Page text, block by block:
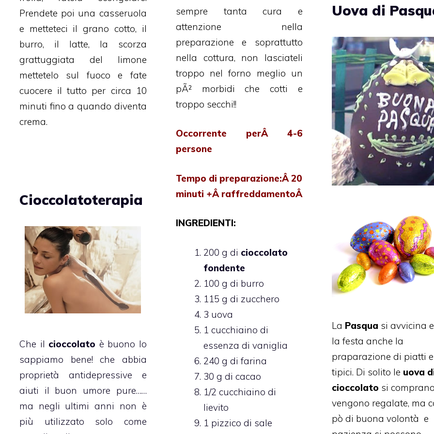
Prendete poi una casseruola
e metteteci il grano cotto, il
burro, il latte, la scorza
grattuggiata del limone
mettetelo sul fuoco e fate
cuocere il tutto per circa 10
minuti fino a quando diventa
crema.
sempre tanta cura e
attenzione nella
preparazione e soprattutto
nella cottura, non lasciateli
troppo nel forno meglio un
pÃ² morbidi che cotti e
troppo secchi!!
Occorrente perÂ 4-6
persone
Tempo di preparazione:Â 20
minuti +Â raffreddamentoÂ
INGREDIENTI:
200 g di cioccolato
fondente
100 g di burro
115 g di zucchero
3 uova
1 cucchiaino di
essenza di vaniglia
240 g di farina
30 g di cacao
1/2 cucchiaino di
lievito
1 pizzico di sale
Uova di
La Pasqua si avvicina
la festa anche la
praparazione di piatti
tipici. Di solito le uova
cioccolato si
vengono regalate, ma
pò di buona volontà e
Cioccolatoterapia
Che il cioccolato è buono lo
sappiamo bene! che abbia
proprietà antidepressive e
aiuti il buon umore pure……
ma negli ultimi anni non è
più utilizzato solo come